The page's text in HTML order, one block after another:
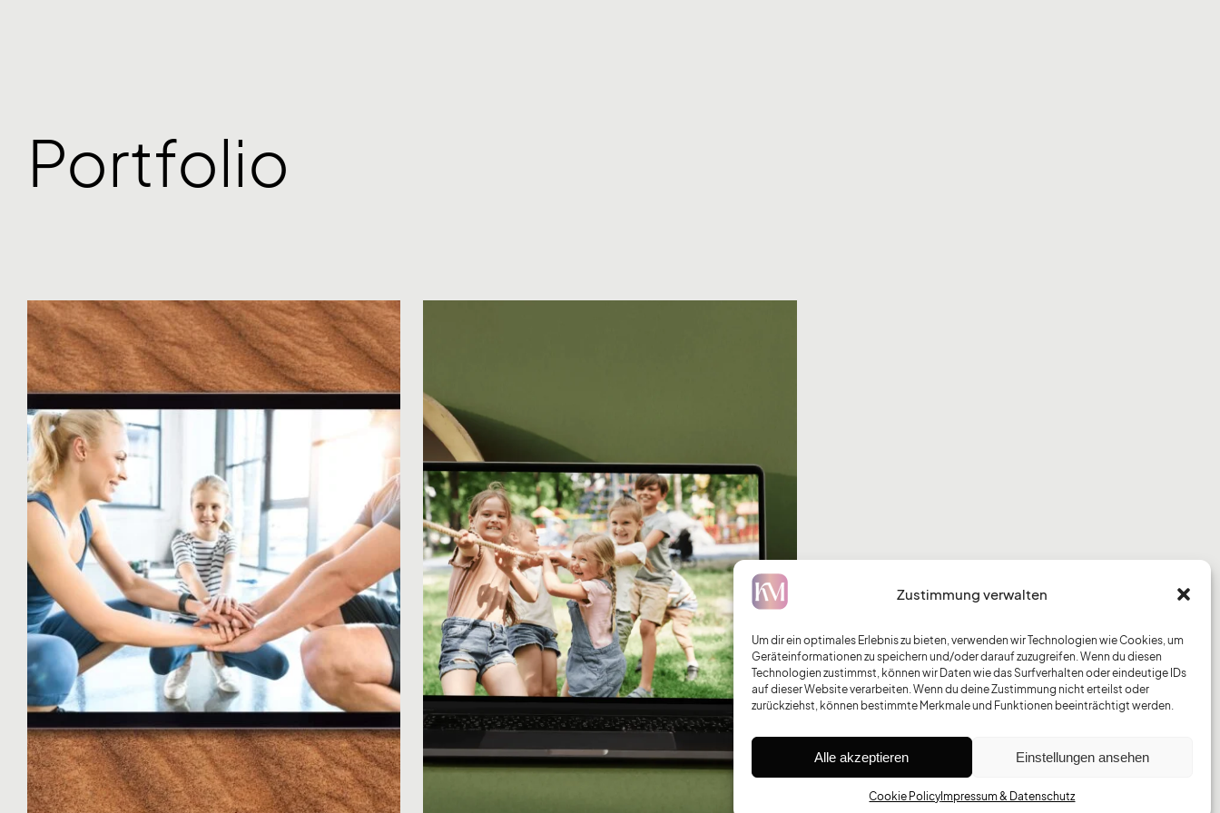
Zustimmung verwalten
Um dir ein optimales Erlebnis zu bieten, verwenden wir Technologien wie Cookies, um
Geräteinformationen zu speichern und/oder darauf zuzugreifen. Wenn du diesen
Technologien zustimmst, können wir Daten wie das Surfverhalten oder eindeutige IDs
auf dieser Website verarbeiten. Wenn du deine Zustimmung nicht erteilst oder
zurückziehst, können bestimmte Merkmale und Funktionen beeinträchtigt werden.
Alle akzeptieren Einstellungen ansehen
Cookie PolicyImpressum & Datenschutz
Portfolio